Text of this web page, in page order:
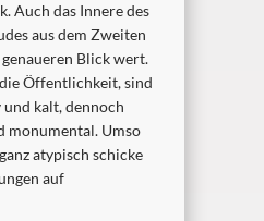
Auch das Innere des
aus dem Zweiten
Blick wert.
Öffentlichkeit, sind
und kalt, dennoch
monumental. Umso
atypisch schicke
auf